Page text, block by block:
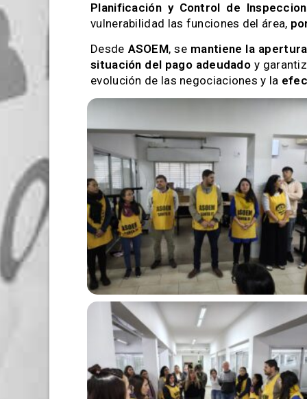
Planificación y Control de
vulnerabilidad las funciones del área,
Desde ASOEM, se mantiene la
situación del pago adeudado y
evolución de las negociaciones y la